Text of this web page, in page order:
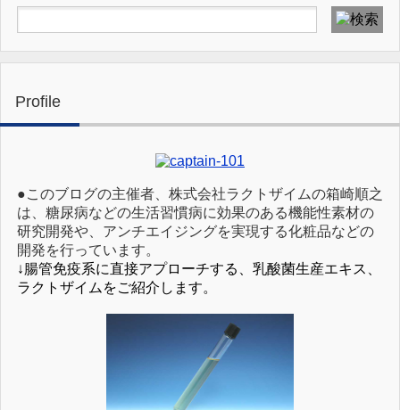
Profile
●このブログの主催者、株式会社ラクトザイムの箱崎順之
は、糖尿病などの生活習慣病に効果のある機能性素材の
研究開発や、アンチエイジングを実現する化粧品などの
開発を行っています。
↓腸管免疫系に直接アプローチする、乳酸菌生産エキス、
ラクトザイムをご紹介します。